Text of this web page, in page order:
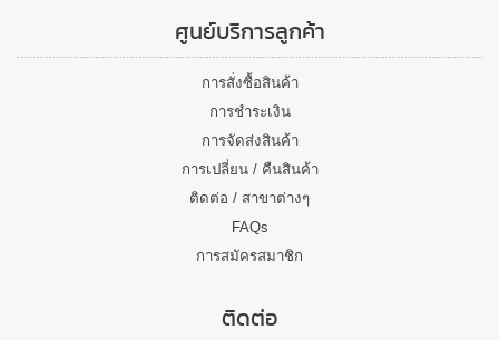
ศูนย์บริการลูกค้า
การสั่งซื้อสินค้า
การชำระเงิน
การจัดส่งสินค้า
การเปลี่ยน / คืนสินค้า
ติดต่อ / สาขาต่างๆ
FAQs
การสมัครสมาชิก
ติดต่อ